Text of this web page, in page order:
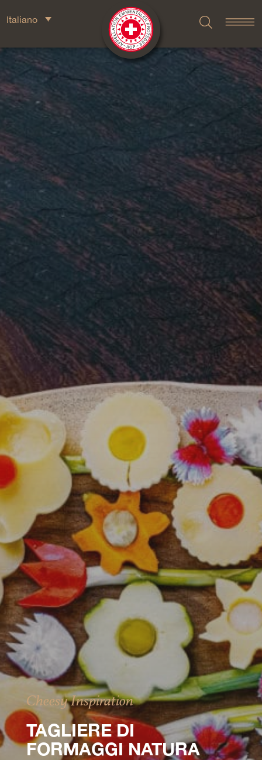
Italiano
Cheesy Inspiration
TAGLIERE DI
FORMAGGI NATURA